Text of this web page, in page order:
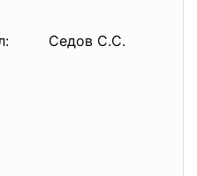
Седов С.С.